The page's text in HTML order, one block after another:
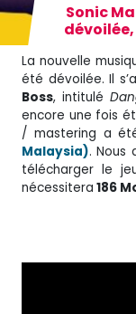
Sonic
La nouvelle
été dévoilée. Il
Boss, intitulé
encore une fois
/ mastering a
Malaysia). Nous
télécharger le
nécessitera 186